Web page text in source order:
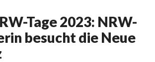
Tage 2023: NRW-
besucht die Neue